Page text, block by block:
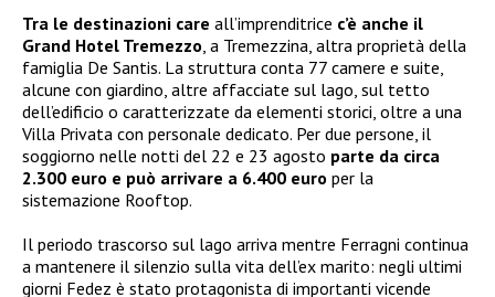
Tra le destinazioni care all’imprenditrice c’è anche il
Grand Hotel Tremezzo, a Tremezzina, altra proprietà della
famiglia De Santis. La struttura conta 77 camere e suite,
alcune con giardino, altre affacciate sul lago, sul tetto
dell’edificio o caratterizzate da elementi storici, oltre a una
Villa Privata con personale dedicato. Per due persone, il
soggiorno nelle notti del 22 e 23 agosto parte da circa
2.300 euro e può arrivare a 6.400 euro per la
sistemazione Rooftop.
Il periodo trascorso sul lago arriva mentre Ferragni continua
a mantenere il silenzio sulla vita dell’ex marito: negli ultimi
giorni Fedez è stato protagonista di importanti vicende